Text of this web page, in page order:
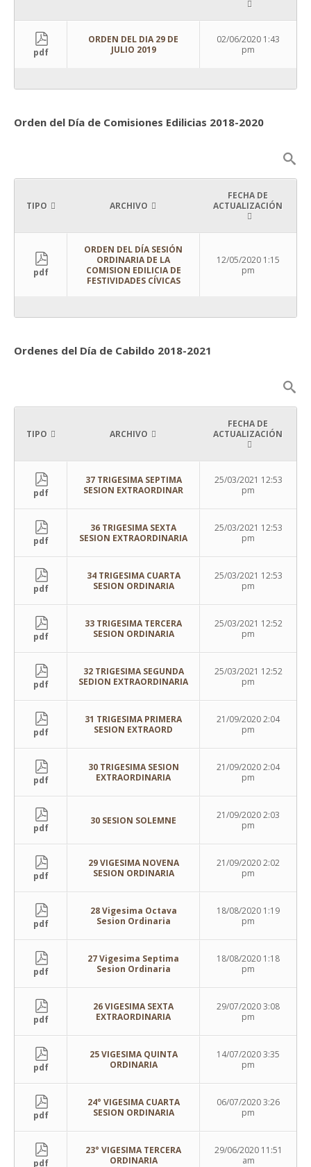
pdf
ORDEN DEL DIA 29 DE
JULIO 2019
02/06/2020 1:43
pm
Orden del Día de Comisiones Edilicias 2018-2020
TIPO ARCHIVO
FECHA DE
ACTUALIZACIÓN
pdf
ORDEN DEL DÍA SESIÓN
ORDINARIA DE LA
COMISION EDILICIA DE
FESTIVIDADES CÍVICAS
12/05/2020 1:15
pm
Ordenes del Día de Cabildo 2018-2021
TIPO ARCHIVO
FECHA DE
ACTUALIZACIÓN
pdf
37 TRIGESIMA SEPTIMA
SESION EXTRAORDINAR
25/03/2021 12:53
pm
pdf
36 TRIGESIMA SEXTA
SESION EXTRAORDINARIA
25/03/2021 12:53
pm
pdf
34 TRIGESIMA CUARTA
SESION ORDINARIA
25/03/2021 12:53
pm
pdf
33 TRIGESIMA TERCERA
SESION ORDINARIA
25/03/2021 12:52
pm
pdf
32 TRIGESIMA SEGUNDA
SEDION EXTRAORDINARIA
25/03/2021 12:52
pm
pdf
31 TRIGESIMA PRIMERA
SESION EXTRAORD
21/09/2020 2:04
pm
pdf
30 TRIGESIMA SESION
EXTRAORDINARIA
21/09/2020 2:04
pm
pdf
30 SESION SOLEMNE
21/09/2020 2:03
pm
pdf
29 VIGESIMA NOVENA
SESION ORDINARIA
21/09/2020 2:02
pm
pdf
28 Vigesima Octava
Sesion Ordinaria
18/08/2020 1:19
pm
pdf
27 Vigesima Septima
Sesion Ordinaria
18/08/2020 1:18
pm
pdf
26 VIGESIMA SEXTA
EXTRAORDINARIA
29/07/2020 3:08
pm
pdf
25 VIGESIMA QUINTA
ORDINARIA
14/07/2020 3:35
pm
pdf
24° VIGESIMA CUARTA
SESION ORDINARIA
06/07/2020 3:26
pm
pdf
23° VIGESIMA TERCERA
ORDINARIA
29/06/2020 11:51
am